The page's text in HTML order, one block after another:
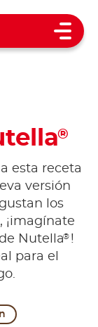
Open
®
esta receta
versión
los
¡imagínate
Nutella® !
para el